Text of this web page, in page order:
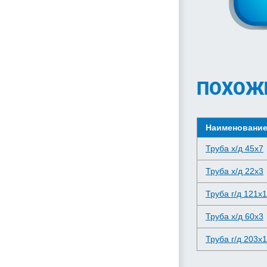
Наименование
Труба х/д 45x7
Труба х/д 22x3
Труба г/д
Труба х/д 60x3
Труба г/д